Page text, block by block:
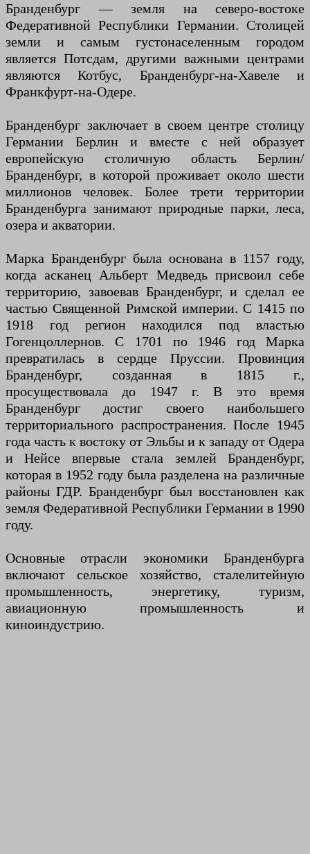
Бранденбург — земля на северо-востоке
Федеративной Республики Германии. Столицей
земли и самым густонаселенным городом
является Потсдам, другими важными центрами
являются Котбус, Бранденбург-на-Хавеле и
Франкфурт-на-Одере.
Бранденбург заключает в своем центре столицу
Германии Берлин и вместе с ней образует
европейскую столичную область Берлин/
Бранденбург, в которой проживает около шести
миллионов человек. Более трети территории
Бранденбурга занимают природные парки, леса,
озера и акватории.
Марка Бранденбург была основана в 1157 году,
когда асканец Альберт Медведь присвоил себе
территорию, завоевав Бранденбург, и сделал ее
частью Священной Римской империи. С 1415 по
1918 год регион находился под властью
Гогенцоллернов. С 1701 по 1946 год Марка
превратилась в сердце Пруссии. Провинция
Бранденбург, созданная в 1815 г.,
просуществовала до 1947 г. В это время
Бранденбург достиг своего наибольшего
территориального распространения. После 1945
года часть к востоку от Эльбы и к западу от Одера
и Нейсе впервые стала землей Бранденбург,
которая в 1952 году была разделена на различные
районы ГДР. Бранденбург был восстановлен как
земля Федеративной Республики Германии в 1990
году.
Основные отрасли экономики Бранденбурга
включают сельское хозяйство, сталелитейную
промышленность, энергетику, туризм,
авиационную промышленность и
киноиндустрию.